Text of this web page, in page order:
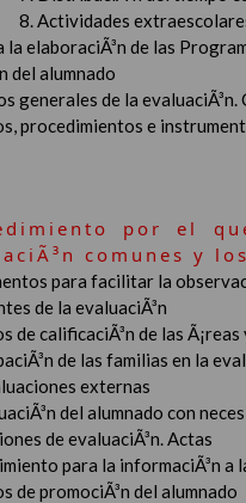
Actividades
elaboraciÃ³n de las
del alumnado
generales de la evaluaciÃ³n.
procedimientos e
por el
comunes y
para facilitar la
de la evaluaciÃ³n
de calificaciÃ³n de las
de las familias en la
externas
del alumnado con
de evaluaciÃ³n. Actas
para la informaciÃ³n a
de promociÃ³n del alumnado